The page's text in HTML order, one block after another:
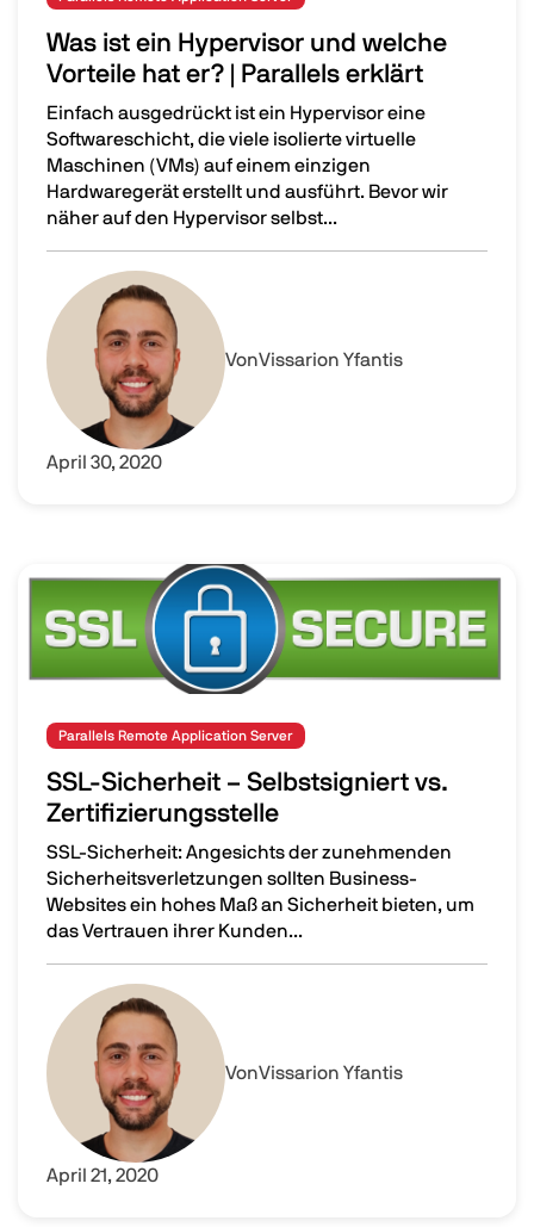
Was ist ein Hypervisor und welche
Vorteile hat er? | Parallels erklärt
Einfach ausgedrückt ist ein Hypervisor eine
Softwareschicht, die viele isolierte virtuelle
Maschinen (VMs) auf einem einzigen
Hardwaregerät erstellt und ausführt. Bevor wir
näher auf den Hypervisor selbst...
Was ist ein Hypervisor und welche Vorteile hat er? |
Image
VonVissarion Yfantis
April 30, 2020
Image
Parallels Remote Application Server
SSL-Sicherheit – Selbstsigniert vs.
Zertifizierungsstelle
SSL-Sicherheit: Angesichts der zunehmenden
Sicherheitsverletzungen sollten Business-
Websites ein hohes Maß an Sicherheit bieten, um
das Vertrauen ihrer Kunden...
SSL-Sicherheit – Selbstsigniert vs. Zertifizierungsstelle
Image
VonVissarion Yfantis
April 21, 2020